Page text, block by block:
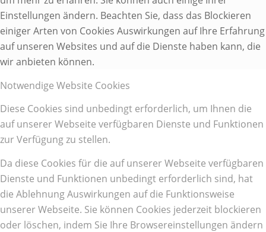
Einstellungen ändern. Beachten Sie, dass das Blockieren
einiger Arten von Cookies Auswirkungen auf Ihre Erfahrung
auf unseren Websites und auf die Dienste haben kann, die
wir anbieten können.
Notwendige Website Cookies
Diese Cookies sind unbedingt erforderlich, um Ihnen die
auf unserer Webseite verfügbaren Dienste und Funktionen
zur Verfügung zu stellen.
Da diese Cookies für die auf unserer Webseite verfügbaren
Dienste und Funktionen unbedingt erforderlich sind, hat
die Ablehnung Auswirkungen auf die Funktionsweise
unserer Webseite. Sie können Cookies jederzeit blockieren
oder löschen, indem Sie Ihre Browsereinstellungen ändern